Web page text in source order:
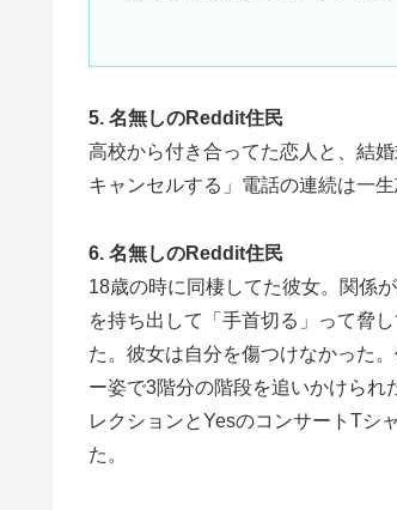
5. 名無しのReddit住民
高校から付き合ってた恋人と、結
キャンセルする」電話の連続は一生
6. 名無しのReddit住民
18歳の時に同棲してた彼女。関係
を持ち出して「手首切る」って脅
た。彼女は自分を傷つけなかった
ー姿で3階分の階段を追いかけられ
レクションとYesのコンサートTシ
た。